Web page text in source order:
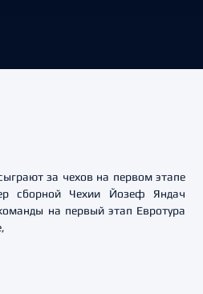
за чехов на первом этапе
сборной Чехии Йозеф Яндач
на первый этап Евротура